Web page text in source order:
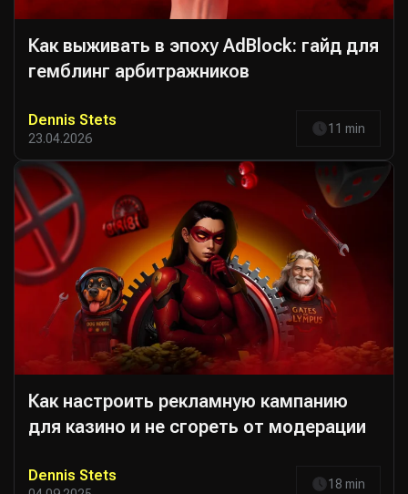
Как выживать в эпоху AdBlock: гайд для
гемблинг арбитражников
Dennis Stets
23.04.2026
11 min
Как настроить рекламную кампанию
для казино и не сгореть от модерации
Dennis Stets 18 min